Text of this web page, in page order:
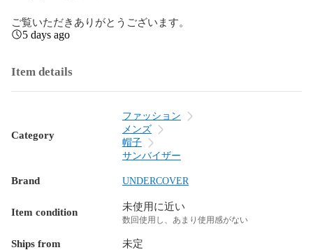
ご覧いただきありがとうございます。
5 days ago
Item details
Category
ファッション
メンズ
帽子
サンバイザー
Brand UNDERCOVER
Item condition 未使用に近い
数回使用し、あまり使用感がない
Ships from 未定